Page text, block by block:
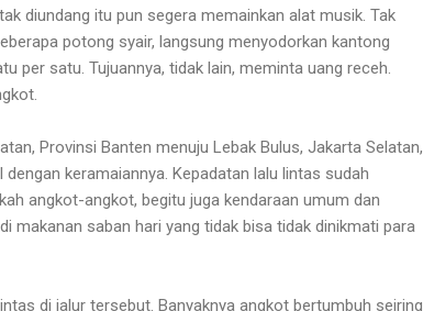
diundang itu pun segera memainkan alat musik. Tak
potong syair, langsung menyodorkan kantong
per satu. Tujuannya, tidak lain, meminta uang receh.
Provinsi Banten menuju Lebak Bulus, Jakarta Selatan,
keramaiannya. Kepadatan lalu lintas sudah
angkot-angkot, begitu juga kendaraan umum dan
makanan saban hari yang tidak bisa tidak dinikmati para
di jalur tersebut. Banyaknya angkot bertumbuh seiring